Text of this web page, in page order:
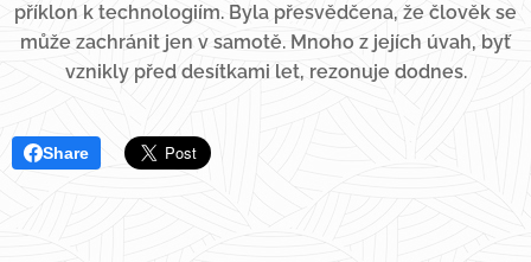
příklon k technologiím. Byla přesvědčena, že člověk se
může zachránit jen v samotě. Mnoho z jejích úvah, byť
vznikly před desítkami let, rezonuje dodnes.
Share